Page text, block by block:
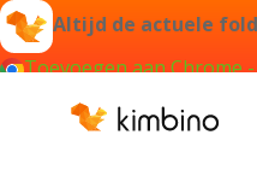
Altijd de actuele
Toevoegen aan Chrome -